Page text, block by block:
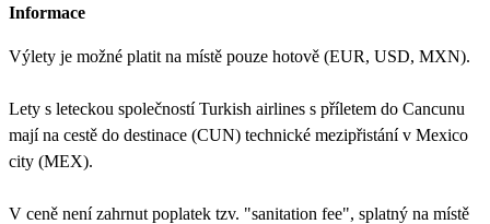
Informace
Výlety je možné platit na místě pouze hotově (EUR, USD, MXN).
Lety s leteckou společností Turkish airlines s příletem do Cancunu
mají na cestě do destinace (CUN) technické mezipřistání v Mexico
city (MEX).
V ceně není zahrnut poplatek tzv. "sanitation fee", splatný na místě